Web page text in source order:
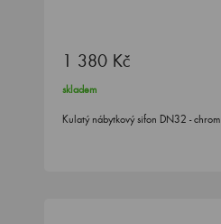
1 380 Kč
skladem
Kulatý nábytkový sifon DN32 - chrom.